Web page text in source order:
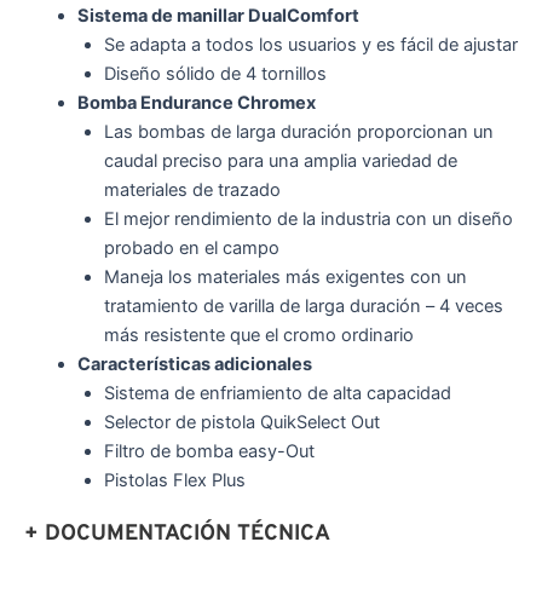
Sistema de manillar DualComfort
Se adapta a todos los usuarios y es fácil de ajustar
Diseño sólido de 4 tornillos
Bomba Endurance Chromex
Las bombas de larga duración proporcionan un
caudal preciso para una amplia variedad de
materiales de trazado
El mejor rendimiento de la industria con un diseño
probado en el campo
Maneja los materiales más exigentes con un
tratamiento de varilla de larga duración – 4 veces
más resistente que el cromo ordinario
Características adicionales
Sistema de enfriamiento de alta capacidad
Selector de pistola QuikSelect Out
Filtro de bomba easy-Out
Pistolas Flex Plus
+ DOCUMENTACIÓN TÉCNICA